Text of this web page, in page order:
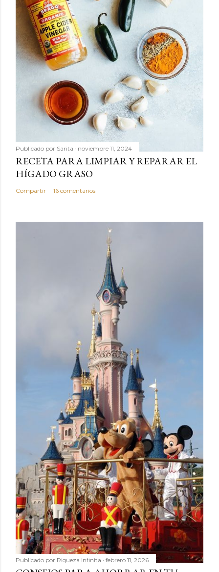
Publicado por Sarita noviembre 11, 2024
RECETA PARA LIMPIAR Y REPARAR EL
HÍGADO GRASO
Compartir 16 comentarios
Publicado por Riqueza Infinita febrero 11, 2026